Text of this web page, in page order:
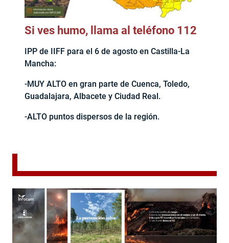
Si ves humo, llama al teléfono 112
IPP de IIFF para el 6 de agosto en Castilla-La
Mancha:
-MUY ALTO en gran parte de Cuenca, Toledo,
Guadalajara, Albacete y Ciudad Real.
-ALTO puntos dispersos de la región.